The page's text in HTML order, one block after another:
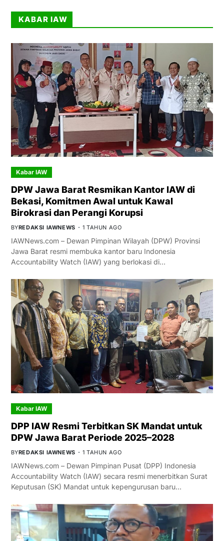
KABAR IAW
Kabar IAW
DPW Jawa Barat Resmikan Kantor IAW di
Bekasi, Komitmen Awal untuk Kawal
Birokrasi dan Perangi Korupsi
BYREDAKSI IAWNEWS 1 TAHUN AGO
IAWNews.com – Dewan Pimpinan Wilayah (DPW) Provinsi
Jawa Barat resmi membuka kantor baru Indonesia
Accountability Watch (IAW) yang berlokasi di…
Kabar IAW
DPP IAW Resmi Terbitkan SK Mandat untuk
DPW Jawa Barat Periode 2025–2028
BYREDAKSI IAWNEWS 1 TAHUN AGO
IAWNews.com – Dewan Pimpinan Pusat (DPP) Indonesia
Accountability Watch (IAW) secara resmi menerbitkan Surat
Keputusan (SK) Mandat untuk kepengurusan baru…